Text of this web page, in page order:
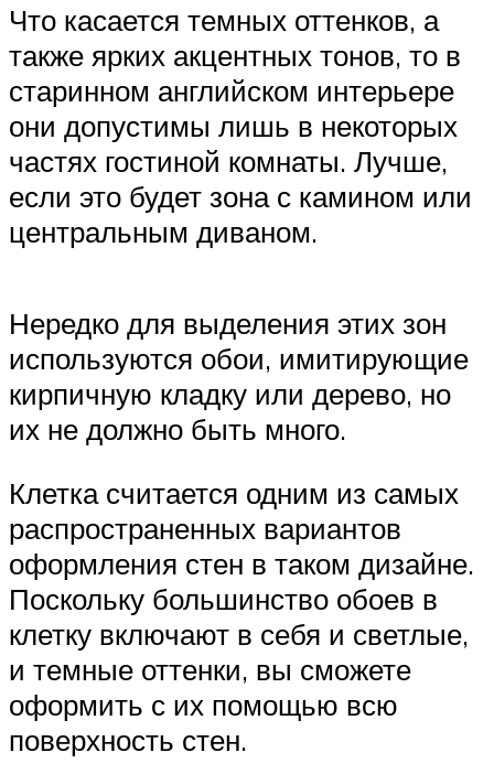
Что касается темных оттенков, а
также ярких акцентных тонов, то в
старинном английском интерьере
они допустимы лишь в некоторых
частях гостиной комнаты. Лучше,
если это будет зона с камином или
центральным диваном.
Нередко для выделения этих зон
используются обои, имитирующие
кирпичную кладку или дерево, но
их не должно быть много.
Клетка считается одним из самых
распространенных вариантов
оформления стен в таком дизайне.
Поскольку большинство обоев в
клетку включают в себя и светлые,
и темные оттенки, вы сможете
оформить с их помощью всю
поверхность стен.